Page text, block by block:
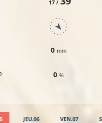
17 /
0 mm
0%
JEU.06 VEN.07